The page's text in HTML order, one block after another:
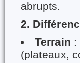
abrupts.
2.
Terrain :
(plateaux,